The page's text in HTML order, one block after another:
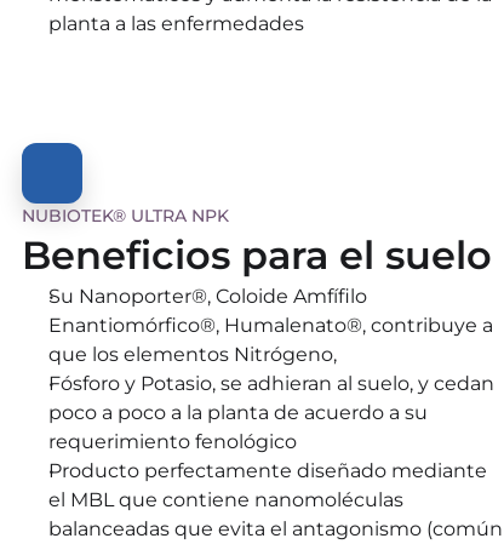
planta a las enfermedades
NUBIOTEK® ULTRA NPK
Beneficios para el suelo
Su Nanoporter®, Coloide Amfífilo
Enantiomórfico®, Humalenato®, contribuye a
que los elementos Nitrógeno,
Fósforo y Potasio, se adhieran al suelo, y cedan
poco a poco a la planta de acuerdo a su
requerimiento fenológico
Producto perfectamente diseñado mediante
el MBL que contiene nanomoléculas
balanceadas que evita el antagonismo (común